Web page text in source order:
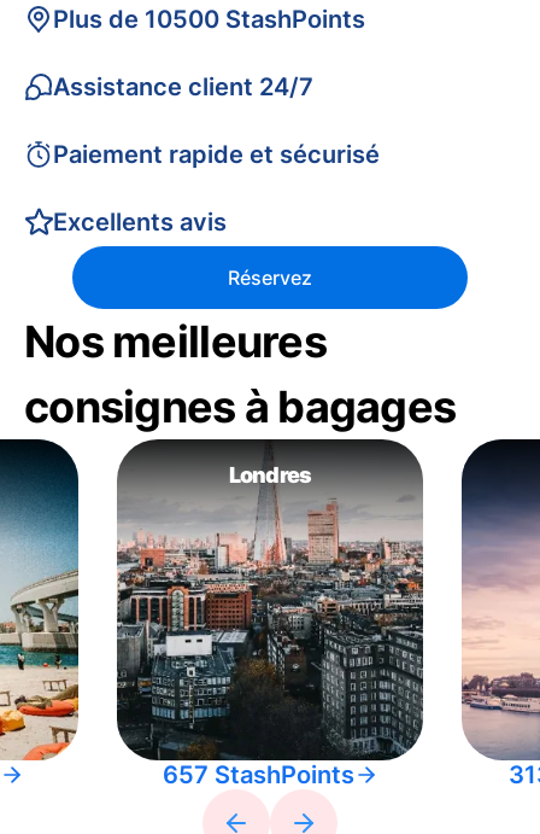
Plus de 10500 StashPoints
Assistance client 24/7
Paiement rapide et sécurisé
Excellents avis
Réservez
Nos meilleures
consignes à bagages
Londres
657 StashPoints